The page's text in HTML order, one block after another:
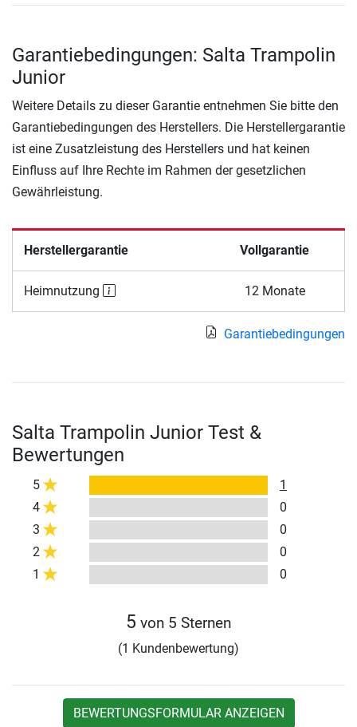
Garantiebedingungen: Salta Trampolin
Junior
Weitere Details zu dieser Garantie entnehmen Sie bitte den
Garantiebedingungen des Herstellers. Die Herstellergarantie
ist eine Zusatzleistung des Herstellers und hat keinen
Einfluss auf Ihre Rechte im Rahmen der gesetzlichen
Gewährleistung.
Herstellergarantie Vollgarantie
Heimnutzung 12 Monate
Garantiebedingungen
Salta Trampolin Junior Test &
Bewertungen
5
1
4
0
3
0
2
0
1
0
5 von 5 Sternen
(1 Kundenbewertung)
BEWERTUNGSFORMULAR ANZEIGEN